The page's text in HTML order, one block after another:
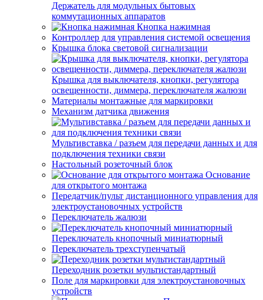
Держатель для модульных бытовых
коммутационных аппаратов
Кнопка нажимная
Контроллер для управления системой освещения
Крышка блока световой сигнализации
Крышка для выключателя, кнопки, регулятора
освещенности, диммера, переключателя жалюзи
Материалы монтажные для маркировки
Механизм датчика движения
Мультивставка / разъем для передачи данных и для
подключения техники связи
Настольный розеточный блок
Основание
для открытого монтажа
Передатчик/пульт дистанционного управления для
электроустановочных устройств
Переключатель жалюзи
Переключатель кнопочный миниатюрный
Переключатель трехступенчатый
Переходник розетки мультистандартный
Поле для маркировки для электроустановочных
устройств